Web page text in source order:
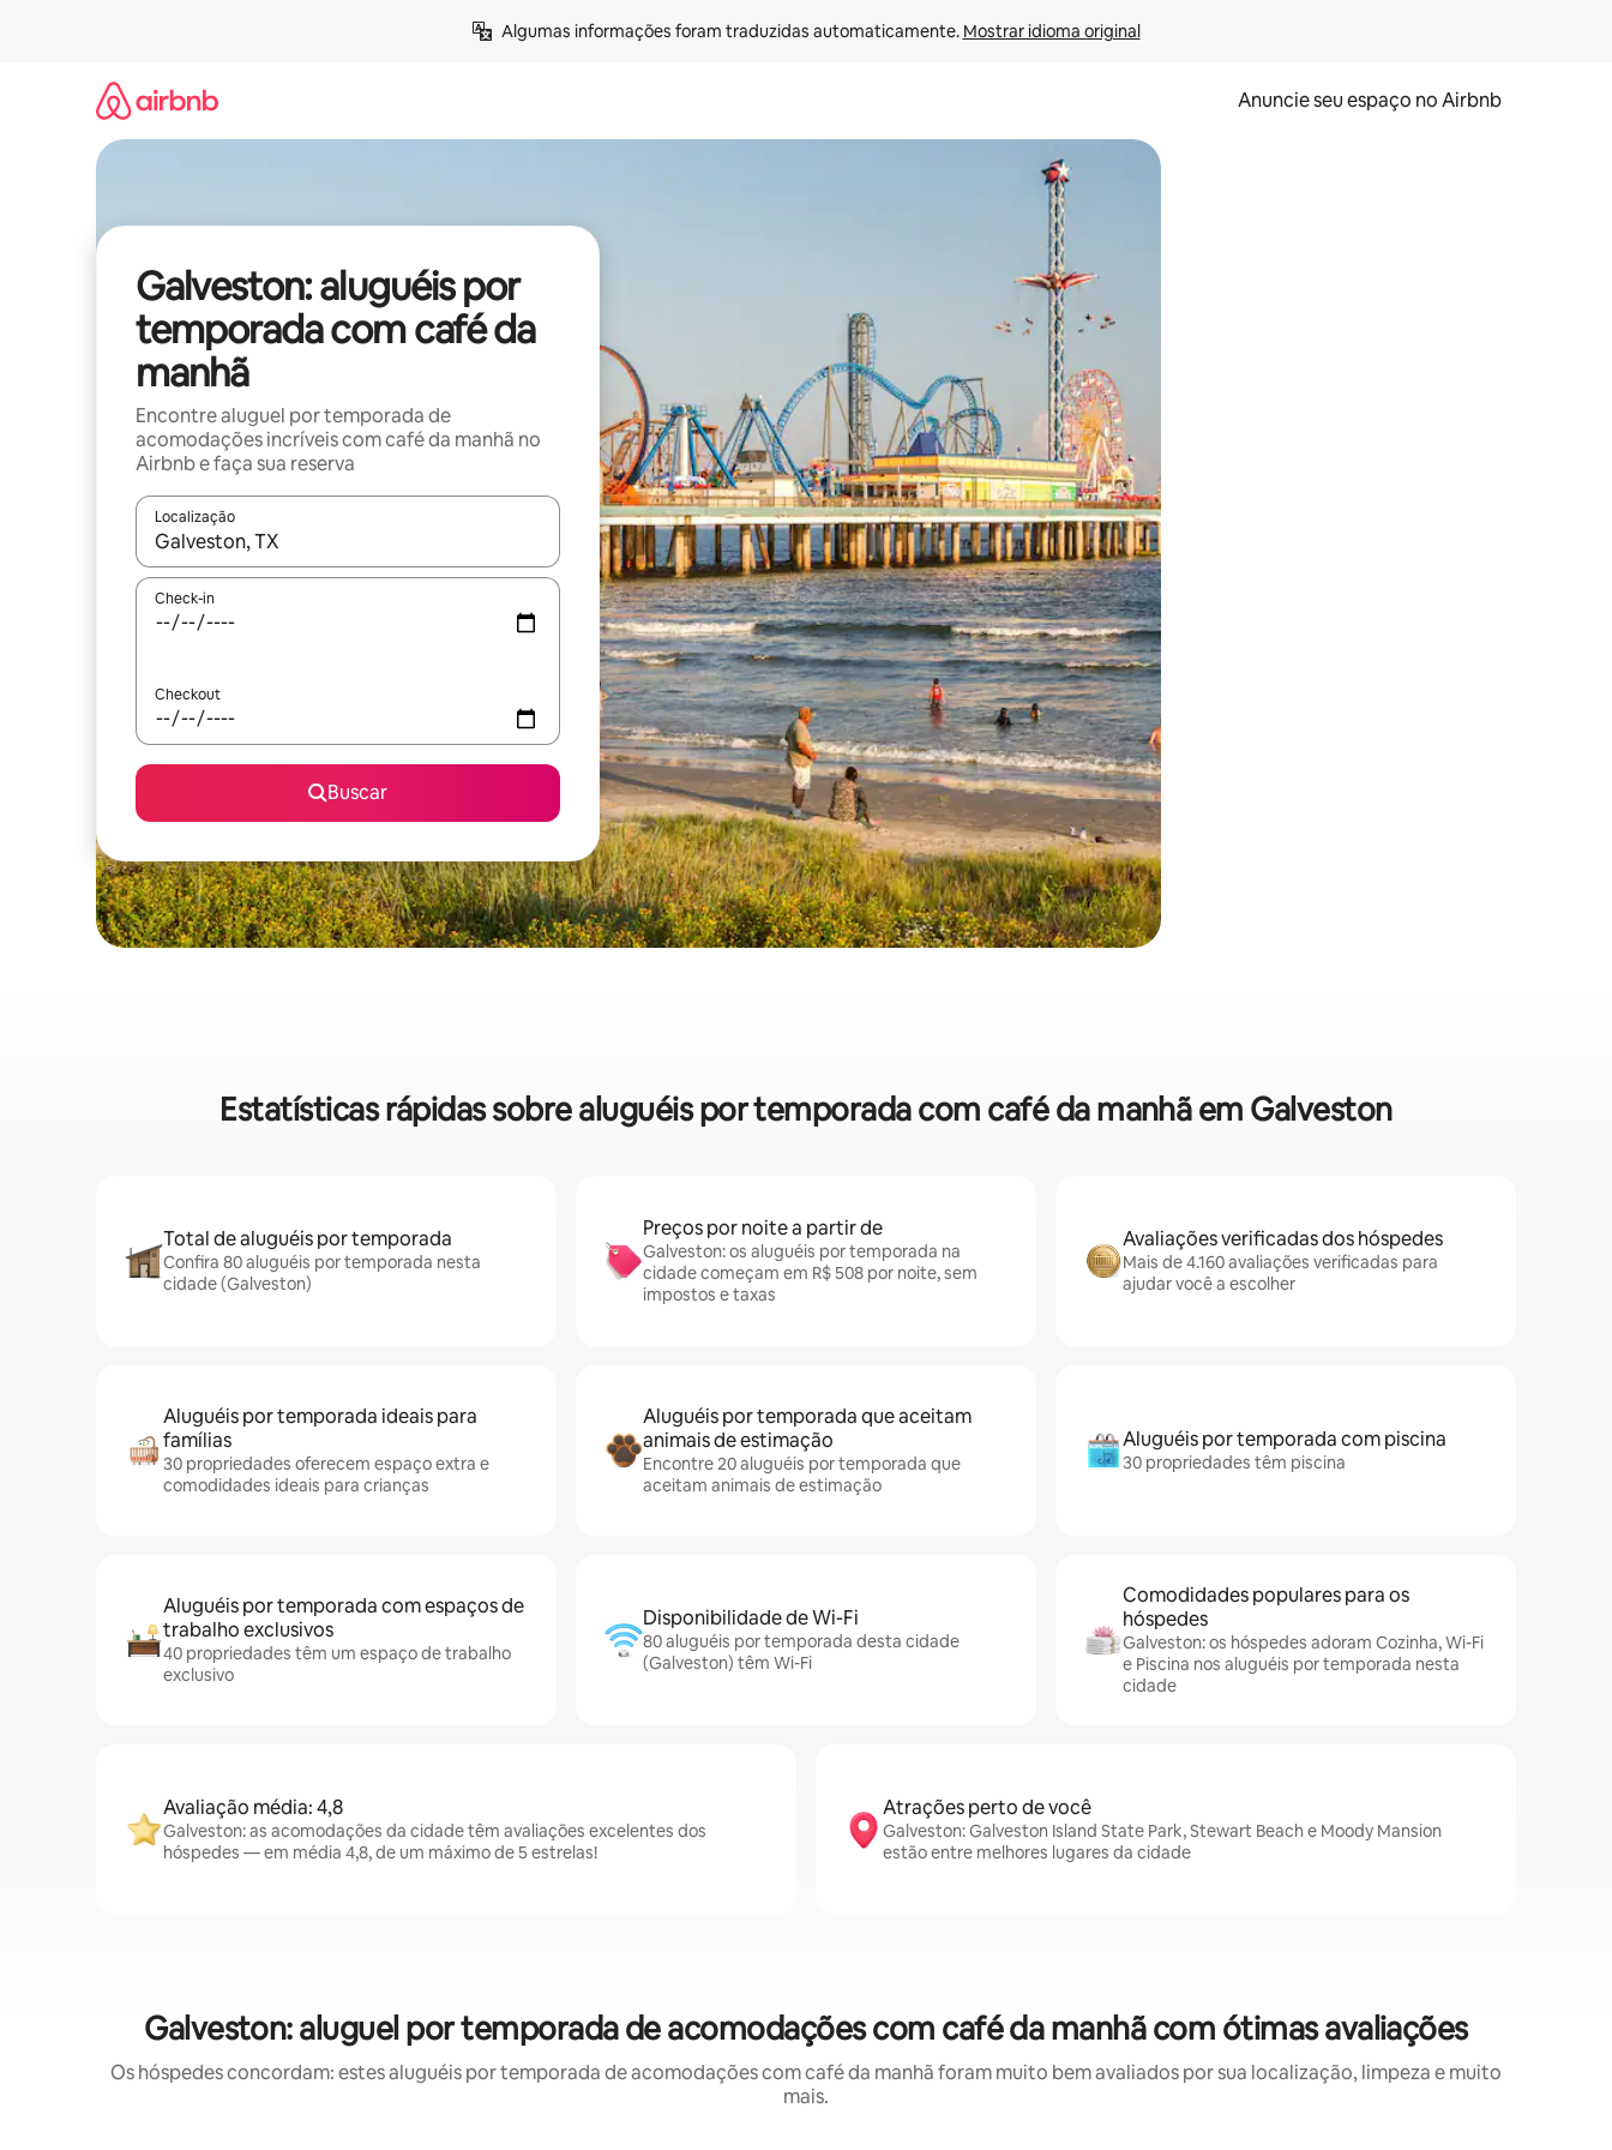
Algumas informações foram traduzidas automaticamente. Mostrar idioma original
Anuncie seu espaço no Airbnb
Galveston: aluguéis por
temporada com café da
manhã
Encontre aluguel por temporada de
acomodações incríveis com café da manhã no
Airbnb e faça sua reserva
Localização
Quando os resultados estiverem disponíveis, explore-os usando as seta para cima e para baixo do teclado ou tocando e deslizando o dedo na tela.
Check-in
Checkout
Buscar
Estatísticas rápidas sobre aluguéis por temporada com café da manhã em Galveston
Total de aluguéis por temporada
Confira 80 aluguéis por temporada nesta
cidade (Galveston)
Preços por noite a partir de
Galveston: os aluguéis por temporada na
cidade começam em R$ 508 por noite, sem
impostos e taxas
Avaliações verificadas dos hóspedes
Mais de 4.160 avaliações verificadas para
ajudar você a escolher
Aluguéis por temporada ideais para
famílias
30 propriedades oferecem espaço extra e
comodidades ideais para crianças
Aluguéis por temporada que aceitam
animais de estimação
Encontre 20 aluguéis por temporada que
aceitam animais de estimação
Aluguéis por temporada com piscina
30 propriedades têm piscina
Aluguéis por temporada com espaços de
trabalho exclusivos
40 propriedades têm um espaço de trabalho
exclusivo
Disponibilidade de Wi-Fi
80 aluguéis por temporada desta cidade
(Galveston) têm Wi-Fi
Comodidades populares para os
hóspedes
Galveston: os hóspedes adoram Cozinha, Wi-Fi
e Piscina nos aluguéis por temporada nesta
cidade
Avaliação média: 4,8
Galveston: as acomodações da cidade têm avaliações excelentes dos
hóspedes — em média 4,8, de um máximo de 5 estrelas!
Atrações perto de você
Galveston: Galveston Island State Park, Stewart Beach e Moody Mansion
estão entre melhores lugares da cidade
Galveston: aluguel por temporada de acomodações com café da manhã com ótimas avaliações
Os hóspedes concordam: estes aluguéis por temporada de acomodações com café da manhã foram muito bem avaliados por sua localização, limpeza e muito
mais.